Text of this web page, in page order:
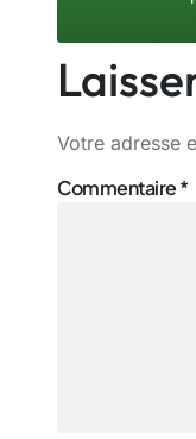
Votre adresse
Commentaire*